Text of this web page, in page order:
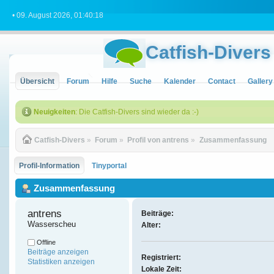
• 09. August 2026, 01:40:18
Catfish-Divers
Übersicht Forum Hilfe Suche Kalender Contact Gallery
Neuigkeiten: Die Catfish-Divers sind wieder da :-)
Catfish-Divers » Forum » Profil von antrens » Zusammenfassung
Profil-Information Tinyportal
Zusammenfassung
antrens
Wasserscheu
Offline
Beiträge anzeigen
Statistiken anzeigen
Beiträge:
Alter:
Registriert:
Lokale Zeit: